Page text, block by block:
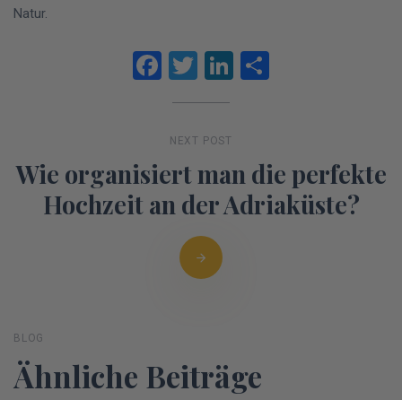
Natur.
Facebook
TwitterLinkedIn
NEXT POST
Wie organisiert man die perfekte
Hochzeit an der Adriaküste?
BLOG
Ähnliche Beiträge